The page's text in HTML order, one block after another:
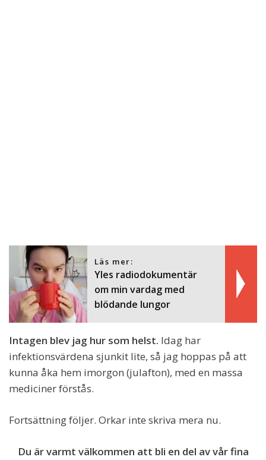
Läs mer:
Yles radiodokumentär
om min vardag med
blödande lungor
Intagen blev jag hur som helst. Idag har
infektionsvärdena sjunkit lite, så jag hoppas på att
kunna åka hem imorgon (julafton), med en massa
mediciner förstås.
Fortsättning följer. Orkar inte skriva mera nu.
Du är varmt välkommen att bli en del av vår fina